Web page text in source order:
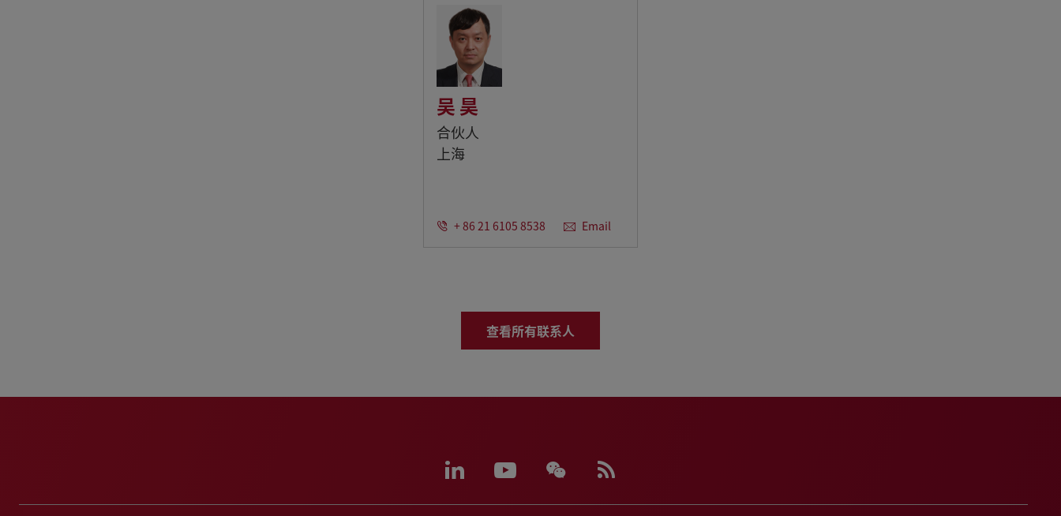
吴 昊
合伙人
上海
+ 86 21 6105 8538 Email
查看所有联系人